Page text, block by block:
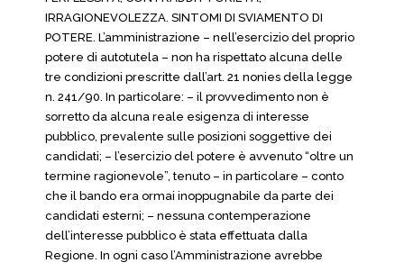
IRRAGIONEVOLEZZA. SINTOMI DI SVIAMENTO DI
POTERE. L’amministrazione – nell’esercizio del proprio
potere di autotutela – non ha rispettato alcuna delle
tre condizioni prescritte dall’art. 21 nonies della legge
n. 241/90. In particolare: – il provvedimento non è
sorretto da alcuna reale esigenza di interesse
pubblico, prevalente sulle posizioni soggettive dei
candidati; – l’esercizio del potere è avvenuto “oltre un
termine ragionevole”, tenuto – in particolare – conto
che il bando era ormai inoppugnabile da parte dei
candidati esterni; – nessuna contemperazione
dell’interesse pubblico è stata effettuata dalla
Regione. In ogni caso l’Amministrazione avrebbe